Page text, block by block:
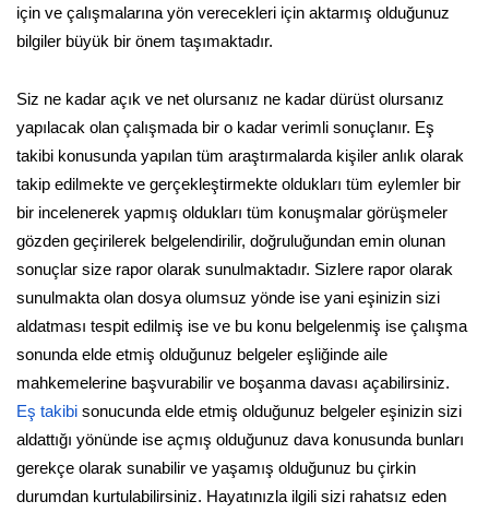
için ve çalışmalarına yön verecekleri için aktarmış olduğunuz
bilgiler büyük bir önem taşımaktadır.
Siz ne kadar açık ve net olursanız ne kadar dürüst olursanız
yapılacak olan çalışmada bir o kadar verimli sonuçlanır. Eş
takibi konusunda yapılan tüm araştırmalarda kişiler anlık olarak
takip edilmekte ve gerçekleştirmekte oldukları tüm eylemler bir
bir incelenerek yapmış oldukları tüm konuşmalar görüşmeler
gözden geçirilerek belgelendirilir, doğruluğundan emin olunan
sonuçlar size rapor olarak sunulmaktadır. Sizlere rapor olarak
sunulmakta olan dosya olumsuz yönde ise yani eşinizin sizi
aldatması tespit edilmiş ise ve bu konu belgelenmiş ise çalışma
sonunda elde etmiş olduğunuz belgeler eşliğinde aile
mahkemelerine başvurabilir ve boşanma davası açabilirsiniz.
Eş takibi sonucunda elde etmiş olduğunuz belgeler eşinizin sizi
aldattığı yönünde ise açmış olduğunuz dava konusunda bunları
gerekçe olarak sunabilir ve yaşamış olduğunuz bu çirkin
durumdan kurtulabilirsiniz. Hayatınızla ilgili sizi rahatsız eden